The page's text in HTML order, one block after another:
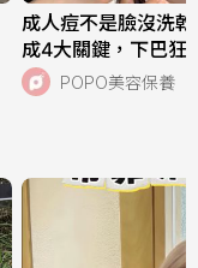
成人痘不是臉沒洗
成4大關鍵，下巴狂
中，SISLEY植物極
次搞定痘肌！
POPO美容保養